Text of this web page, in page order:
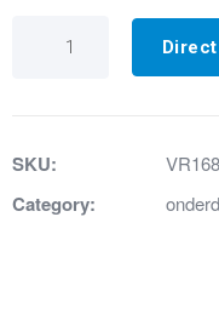
aantal
SKU:
Category: